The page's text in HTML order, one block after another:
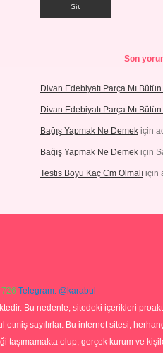
Son
Divan Edebiyatı Parça Mı
Divan Edebiyatı Parça Mı
Bağış Yapmak Ne Demekiçin
Bağış Yapmak Ne Demekiçin
Testis Boyu Kaç Cm Olmalıiçin
Telegram: @karabul
Bu nedenle, sitedeki içerikleri
sayılırlar. Bu internet sitesi,
taşımamakta olup, gerçek kurum ve